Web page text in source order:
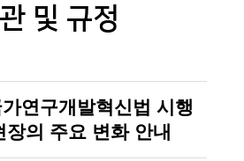
및 규정
연구개발혁신법 시행
의 주요 변화 안내